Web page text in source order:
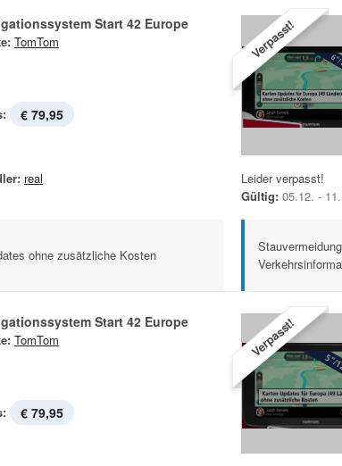
Start 42 Europe
TomTom
€ 79,95
real
ohne zusätzliche Kosten
Verpasst!
Leider verpasst!
Gültig: 05.12. -
Start 42 Europe
TomTom
€ 79,95
Verpasst!